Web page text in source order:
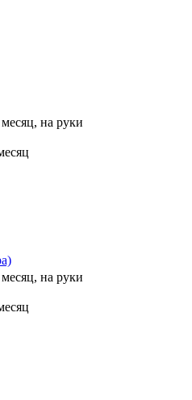
месяц, на руки
месяц, на руки